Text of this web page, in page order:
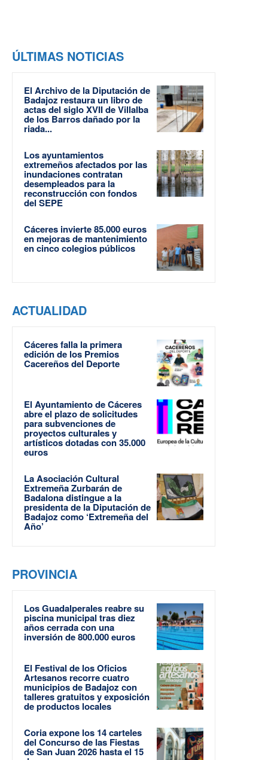
ÚLTIMAS NOTICIAS
El Archivo de la Diputación de
Badajoz restaura un libro de
actas del siglo XVII de Villalba
de los Barros dañado por la
riada...
Los ayuntamientos
extremeños afectados por las
inundaciones contratan
desempleados para la
reconstrucción con fondos
del SEPE
Cáceres invierte 85.000 euros
en mejoras de mantenimiento
en cinco colegios públicos
ACTUALIDAD
Cáceres falla la primera
edición de los Premios
Cacereños del Deporte
El Ayuntamiento de Cáceres
abre el plazo de solicitudes
para subvenciones de
proyectos culturales y
artísticos dotadas con 35.000
euros
La Asociación Cultural
Extremeña Zurbarán de
Badalona distingue a la
presidenta de la Diputación de
Badajoz como ‘Extremeña del
Año’
PROVINCIA
Los Guadalperales reabre su
piscina municipal tras diez
años cerrada con una
inversión de 800.000 euros
El Festival de los Oficios
Artesanos recorre cuatro
municipios de Badajoz con
talleres gratuitos y exposición
de productos locales
Coria expone los 14 carteles
del Concurso de las Fiestas
de San Juan 2026 hasta el 15